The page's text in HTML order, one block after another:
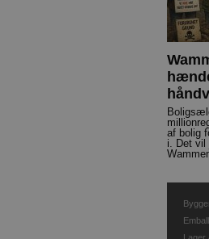
af bolig
i. Det vil